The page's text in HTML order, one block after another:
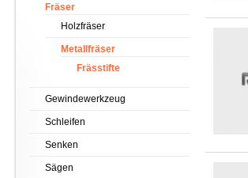
Fräser
Holzfräser
Metallfräser
Frässtifte
Gewindewerkzeug
Schleifen
Senken
Sägen